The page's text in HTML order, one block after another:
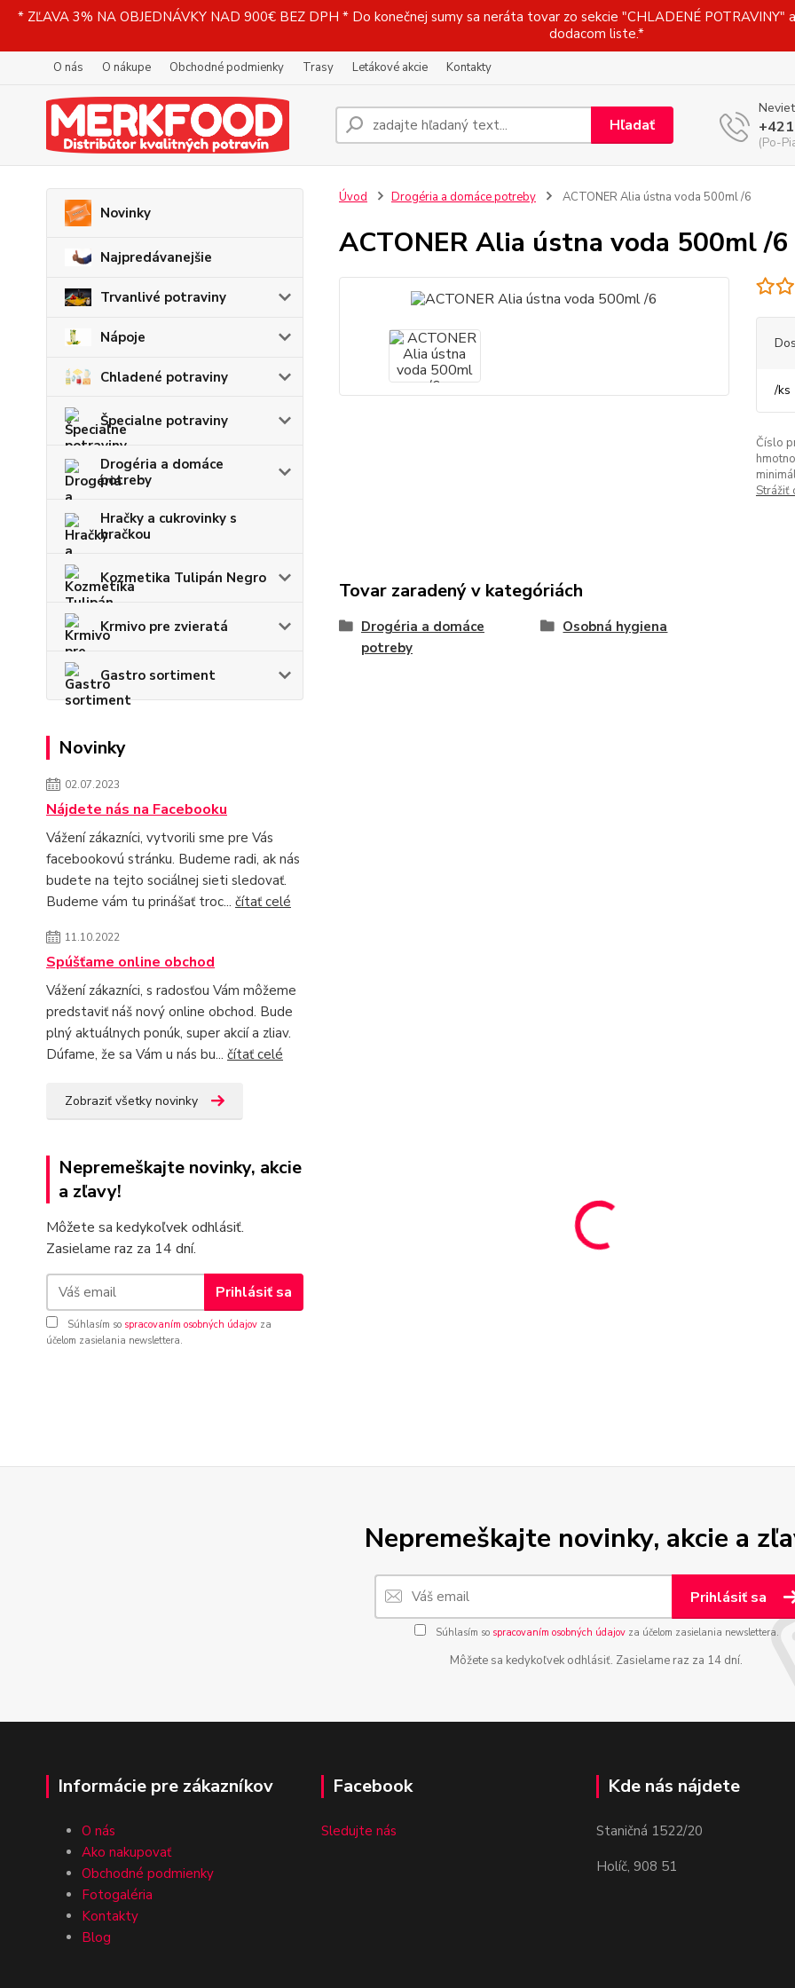
* ZĽAVA 3% NA OBJEDNÁVKY NAD 900€ BEZ DPH * Do konečnej sumy sa neráta tovar zo sekcie "CHLADENÉ
dodacom liste.*
O nás O nákupe Obchodné podmienky Trasy Letákové akcie Kontakty
Hľadať
(Po-
Novinky
Najpredávanejšie
Trvanlivé potraviny
Nápoje
Chladené potraviny
Špecialne potraviny
Drogéria a domáce
potreby
Hračky a cukrovinky s
hračkou
Kozmetika Tulipán Negro
Krmivo pre zvieratá
Gastro sortiment
Novinky
02.07.2023
Nájdete nás na Facebooku
Vážení zákazníci, vytvorili sme pre Vás
facebookovú stránku. Budeme radi, ak nás
budete na tejto sociálnej sieti sledovať.
Budeme vám tu prinášať troc... čítať celé
11.10.2022
Spúšťame online obchod
Vážení zákazníci, s radosťou Vám môžeme
predstaviť náš nový online obchod. Bude
plný aktuálnych ponúk, super akcií a zliav.
Dúfame, že sa Vám u nás bu... čítať celé
Zobraziť všetky novinky
Nepremeškajte novinky, akcie
a zľavy!
Môžete sa kedykoľvek odhlásiť.
Zasielame raz za 14 dní.
Prihlásiť sa
Súhlasím so spracovaním osobných údajov za
účelom zasielania newslettera.
Úvod Drogéria a domáce potreby ACTONER Alia ústna voda 500ml /6
ACTONER Alia ústna voda 500ml /6
/ks
Číslo
Strážiť
Tovar zaradený v kategóriách
Drogéria a domáce
potreby
Osobná hygiena
Nepremeškajte novinky, akcie a
Prihlásiť sa
Súhlasím so spracovaním osobných údajovza účelom zasielania newslettera.
Môžete sa kedykoľvek odhlásiť. Zasielame raz za 14 dní.
Informácie pre zákazníkov
O nás
Ako nakupovať
Obchodné podmienky
Fotogaléria
Kontakty
Blog
Facebook
Sledujte nás
Kde nás nájdete
Staničná 1522/20
Holíč, 908 51